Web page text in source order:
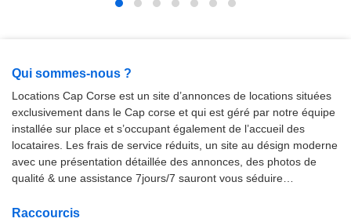
Qui sommes-nous ?
Locations Cap Corse est un site d’annonces de locations situées
exclusivement dans le Cap corse et qui est géré par notre équipe
installée sur place et s’occupant également de l’accueil des
locataires. Les frais de service réduits, un site au désign moderne
avec une présentation détaillée des annonces, des photos de
qualité & une assistance 7jours/7 sauront vous séduire…
Raccourcis